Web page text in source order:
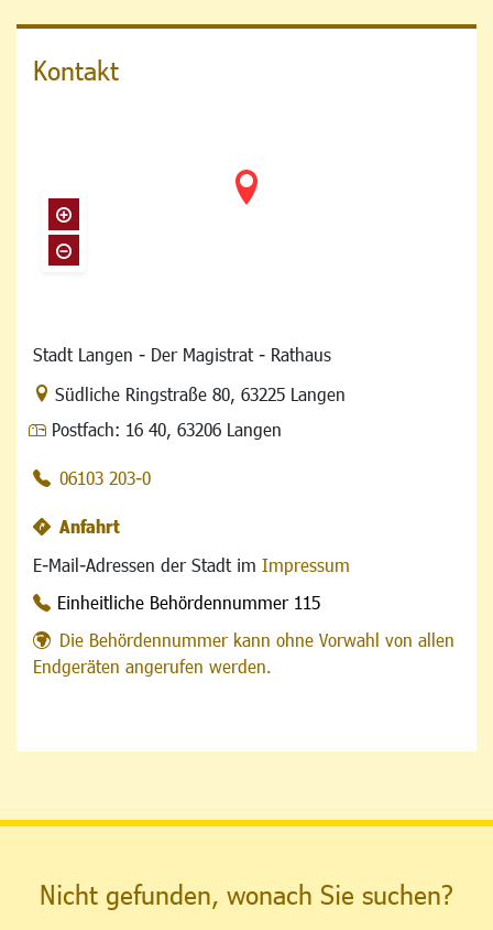
Kontakt
Stadt Langen - Der Magistrat - Rathaus
Link zur Google-Maps Navigation
Südliche Ringstraße 80, 63225 Langen
Postfach: 16 40, 63206 Langen
06103 203-0
Anfahrt
E-Mail-Adressen der Stadt im Impressum
Einheitliche Behördennummer 115
Die Behördennummer kann ohne Vorwahl von allen
Endgeräten angerufen werden.
Nicht gefunden, wonach Sie suchen?